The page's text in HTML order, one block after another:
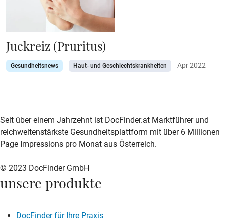
Juckreiz (Pruritus)
Gesundheitsnews Haut- und Geschlechtskrankheiten Apr 2022
zur DocFinder-Startseite
logo icon
Seit über einem Jahrzehnt ist DocFinder.at Marktführer und
reichweitenstärkste Gesundheitsplattform mit über 6 Millionen
Page Impressions pro Monat aus Österreich.
© 2023 DocFinder GmbH
unsere produkte
DocFinder für Ihre Praxis